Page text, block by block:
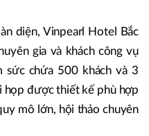
diện, Vinpearl Hotel Bắc
gia và khách công vụ
sức chứa 500 khách và 3
họp được thiết kế phù hợp
mô lớn, hội thảo chuyên